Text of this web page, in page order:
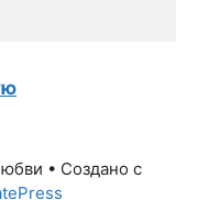
• Создано с